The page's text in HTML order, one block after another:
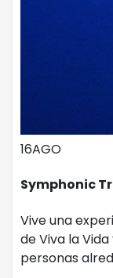
16AGO
Symphonic
Vive una
de Viva la
personas